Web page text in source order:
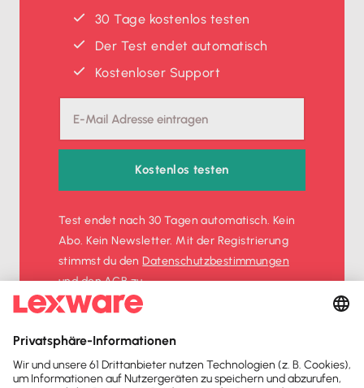
30 Tage kostenlos testen
Der Test endet automatisch
Kostenloser Support
Kostenlos testen
Test endet nach 30 Tagen automatisch. Kein
Abo. Kein Newsletter. Mit der Registrierung
stimmst du denDatenschutz­bestimmungen
und denAGBzu.